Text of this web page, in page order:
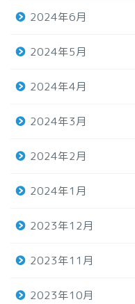
2024年6月
2024年5月
2024年4月
2024年3月
2024年2月
2024年1月
2023年12月
2023年11月
2023年10月